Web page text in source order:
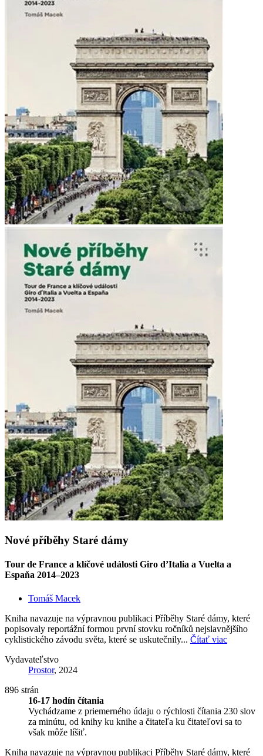
Nové příběhy Staré dámy
Tour de France a klíčové události Giro d’Italia a Vuelta a
Espaňa 2014–2023
Tomáš Macek
Kniha navazuje na výpravnou publikaci Příběhy Staré dámy, které
popisovaly reportážní formou první stovku ročníků nejslavnějšího
cyklistického závodu světa, které se uskutečnily... Čítať viac
Vydavateľstvo
Prostor, 2024
896 strán
16-17 hodín čítania
Vychádzame z priemerného údaju o rýchlosti čítania 230 slov
za minútu, od knihy ku knihe a čitateľa ku čitateľovi sa to
však môže líšiť.
Kniha navazuje na výpravnou publikaci Příběhy Staré dámy, které